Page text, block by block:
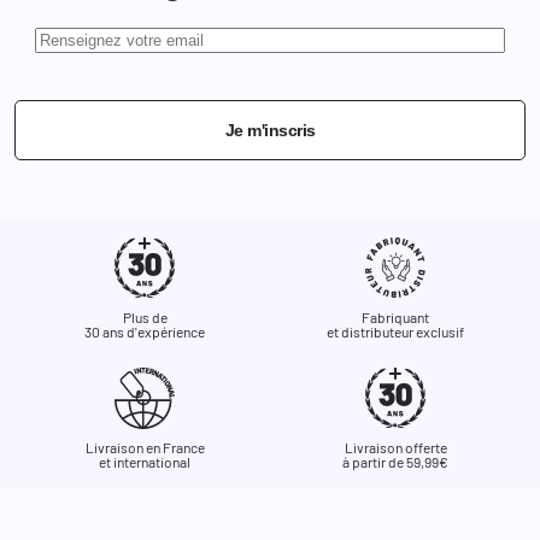
Je m'inscris
Plus de
30 ans d'expérience
Fabriquant
et distributeur exclusif
Livraison en France
et international
Livraison offerte
à partir de 59,99€